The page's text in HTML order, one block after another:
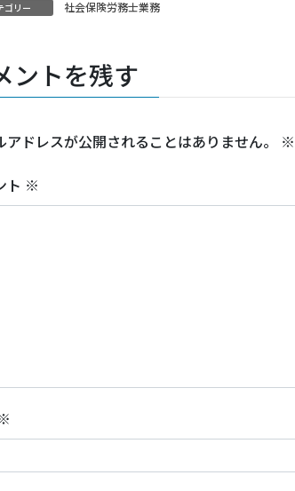
ゴリー 社会保険労務士業務
ントを残す
アドレスが公開されることはありません。 ※
ト ※